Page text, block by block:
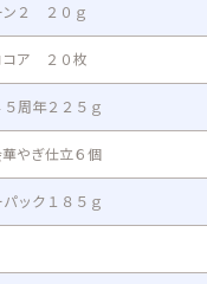
ン２ ２０ｇ
ア ２０枚
周年２２５ｇ
やぎ仕立６個
ック１８５ｇ